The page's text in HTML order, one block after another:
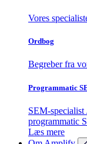
Vores
Ordbog
Begreber fra
Programmatic
SEM-
programmatic
Læs mere